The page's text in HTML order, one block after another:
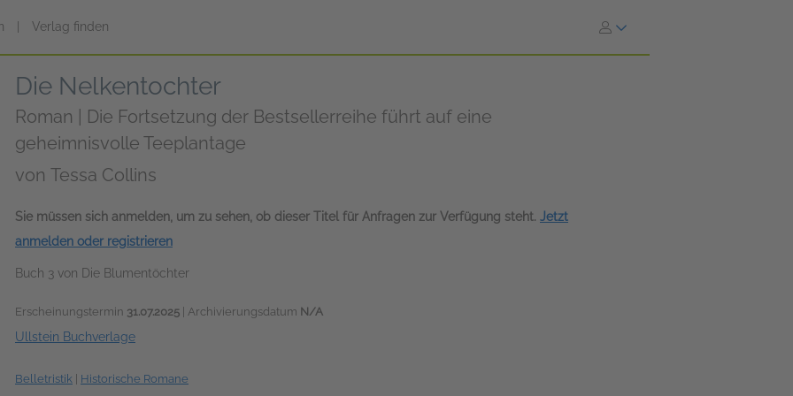
Verlag finden
Die Nelkentochter
Roman | Die Fortsetzung der Bestsellerreihe führt auf eine
geheimnisvolle Teeplantage
von Tessa Collins
Sie müssen sich anmelden, um zu sehen, ob dieser Titel für Anfragen zur Verfügung steht. Jetzt
anmelden oder registrieren
Buch 3 von Die Blumentöchter
Erscheinungstermin 31.07.2025 | Archivierungsdatum N/A
Ullstein Buchverlage
Belletristik Historische Romane